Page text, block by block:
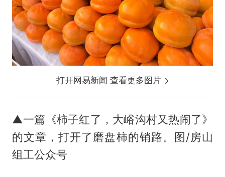
打开网易新闻 查看更多图片
▲一篇《柿子红了，大峪沟村又热闹了》
的文章，打开了磨盘柿的销路。图/房山
组工公众号